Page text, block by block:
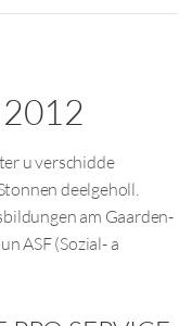
u verschidde
deelgeholl.
am Gaarden-
ASF (Sozial- a